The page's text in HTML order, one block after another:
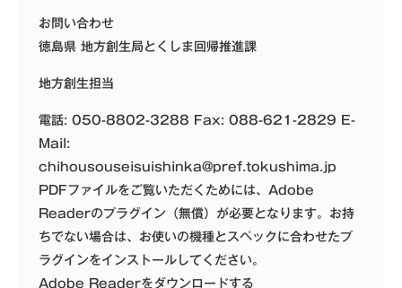
お問い合わせ
徳島県 地方創生局とくしま回帰推進課
地方創生担当
電話: 050-8802-3288 Fax: 088-621-2829 E-
Mail:
chihousouseisuishinka@pref.tokushima.jp
PDFファイルをご覧いただくためには、Adobe
Readerのプラグイン（無償）が必要となります。お持
ちでない場合は、お使いの機種とスペックに合わせたプ
ラグインをインストールしてください。